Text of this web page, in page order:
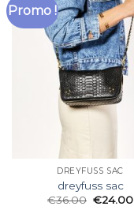
Promo !
DREYFUSS SAC
dreyfuss sac
€36.00 €24.00